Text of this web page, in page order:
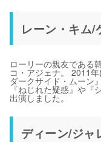
レーン・キム/
ローリーの親友である
コ・アジェナ。 2011
ダークサイド・ムーン
『ねじれた疑惑』や『
出演しました。
ディーン/ジャ